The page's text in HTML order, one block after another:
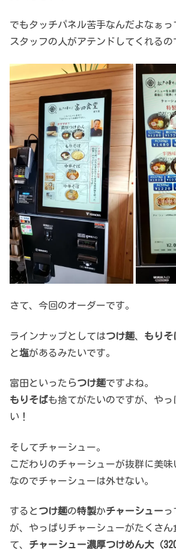
でもタッチパネル苦手なんだよなぁっ
スタッフの人がアテンドしてくれるの
さて、今回のオーダーです。
ラインナップとしてはつけ麺、 もりそ
と塩があるみたいです。
富田といったらつけ麺ですよね。
もりそばも捨てがたいのですが、やっ
い！
そしてチャーシュー。
こだわりのチャーシューが抜群に美味
なのでチャーシューは外せない。
すると つけ麺の特製かチャーシューっ
が、やっぱりチャーシューがたくさん
て、 チャーシュー濃厚つけめん大（